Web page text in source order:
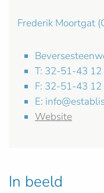
Frederik Moortgat
T: 32-51-43 12
F: 32-51-43
E:
Website
In beeld